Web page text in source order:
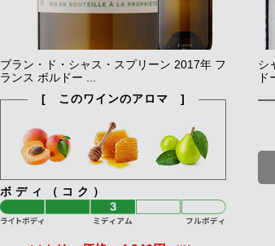
ブラン・ド・シャス・スプリーン 2017年 フ
ランス ボルドー ...
[ このワインのアロマ ]
ボディ（コク）
シ
ド